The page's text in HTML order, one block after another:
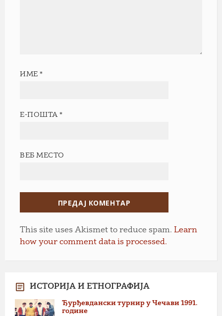
ИМЕ*
Е-ПОШТА*
ВЕБ МЕСТО
This site uses Akismet to reduce spam. Learn
how your comment data is processed.
ИСТОРИЈА И ЕТНОГРАФИЈА
Ђурђевдански турнир у Чечави 1991.
године